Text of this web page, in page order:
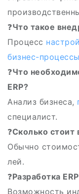
❓Что такое
Процесс
бизнес-процессы
❓Что
ERP?
Анализ бизнеса,
специалист.
❓Сколько стоит
Обычно
лей.
❓Разработка
Возможность